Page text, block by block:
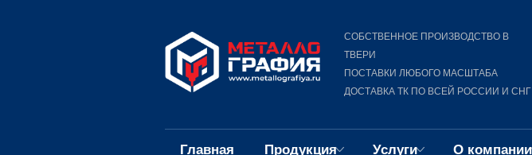
СОБСТВЕННОЕ ПРОИЗВОДСТВО В
ТВЕРИ
ПОСТАВКИ ЛЮБОГО МАСШТАБА
ДОСТАВКА ТК ПО ВСЕЙ РОССИИ И СНГ
Главная Продукция Услуги О компании